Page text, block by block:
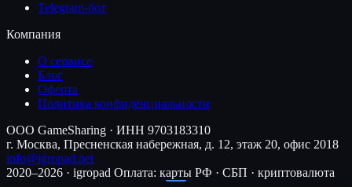
Telegram-бот
Компания
О сервисе
Блог
Оферта
Политика конфиденциальности
ООО GameSharing · ИНН 9703183310
г. Москва, Пресненская набережная, д. 12, этаж 20, офис 2018
info@igropad.net
2020–2026 · igropad Оплата: карты РФ · СБП · криптовалюта